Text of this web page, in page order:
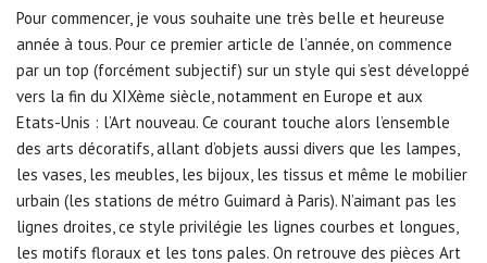
Pour commencer, je vous souhaite une très belle et heureuse
année à tous. Pour ce premier article de l’année, on commence
par un top (forcément subjectif) sur un style qui s’est développé
vers la fin du XIXème siècle, notamment en Europe et aux
Etats-Unis : l’Art nouveau. Ce courant touche alors l’ensemble
des arts décoratifs, allant d’objets aussi divers que les lampes,
les vases, les meubles, les bijoux, les tissus et même le mobilier
urbain (les stations de métro Guimard à Paris). N’aimant pas les
lignes droites, ce style privilégie les lignes courbes et longues,
les motifs floraux et les tons pales. On retrouve des pièces Art